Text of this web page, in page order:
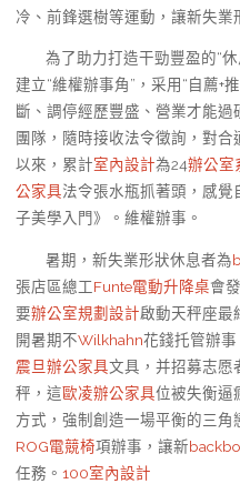
冷、前鋒選樹等運動，讓新失業
為了助力打造干勁豐盈的“
建立“維權辦事角”，采用“自薦+
斷、調停經歷豐盛、營業才能
團隊，隨時接收法令徵詢，對
以來，累計室內設計為24辦公室
公家具法令張水瓶抓著頭，感覺
子美學入門》。維權辦事。
暑期，新失業形狀休息者為
張店區總工Funte電動升降桌會
要辦公室規劃設計啟動天秤座最
開暑期不Wilkhahn花錢托管辦
震旦辦公家具文具，并招募志愿
秤，這歐凌辦公家具位被失衡逼
方式，強制創造一場平衡的三
ROG電競椅項辦事，讓新
任務。 100室內設計